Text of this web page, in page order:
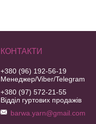
+380 (96) 192-56-19
Менеджер/Viber/Telegram
+380 (97) 572-21-55
Відділ гуртових продажів
barwa.yarn@gmail.com